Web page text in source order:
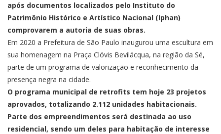
após documentos localizados pelo Instituto do
Patrimônio Histórico e Artístico Nacional (Iphan)
comprovarem a autoria de suas obras.
Em 2020 a Prefeitura de São Paulo inaugurou uma escultura em
sua homenagem na Praça Clóvis Bevilácqua, na região da Sé,
parte de um programa de valorização e reconhecimento da
presença negra na cidade.
O programa municipal de retrofits tem hoje 23 projetos
aprovados, totalizando 2.112 unidades habitacionais.
Parte dos empreendimentos será destinada ao uso
residencial, sendo um deles para habitação de interesse